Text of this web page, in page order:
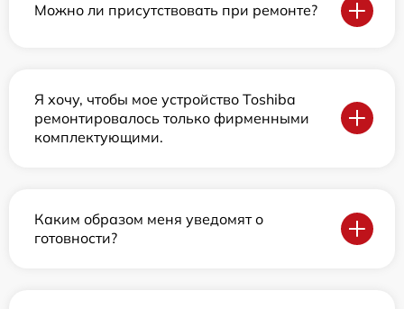
Можно ли присутствовать при ремонте?
Я хочу, чтобы мое устройство Toshiba
ремонтировалось только фирменными
комплектующими.
Каким образом меня уведомят о
готовности?